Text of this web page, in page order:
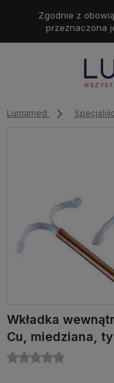
Zgodnie z
przeznaczona
Lumamed
Wkładka
Cu, miedziana,